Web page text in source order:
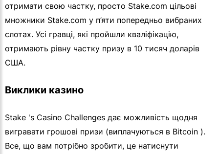
отримати свою частку, просто Stake.com цільові
множники Stake.com у п’яти попередньо вибраних
слотах. Усі гравці, які пройшли кваліфікацію,
отримають рівну частку призу в 10 тисяч доларів
США.
Виклики казино
Stake 's Casino Challenges дає можливість щодня
вигравати грошові призи (виплачуються в Bitcoin ).
Все, що вам потрібно зробити, це натиснути